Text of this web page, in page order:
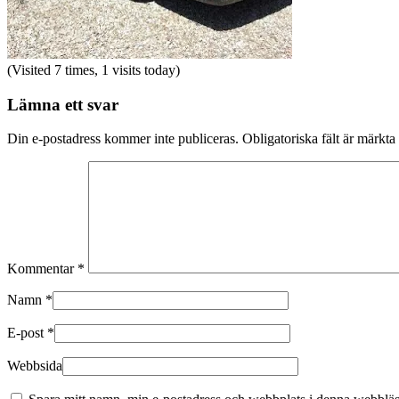
(Visited 7 times, 1 visits today)
Lämna ett svar
Din e-postadress kommer inte publiceras. Obligatoriska fält är märkta
Kommentar *
Namn *
E-post *
Webbsida